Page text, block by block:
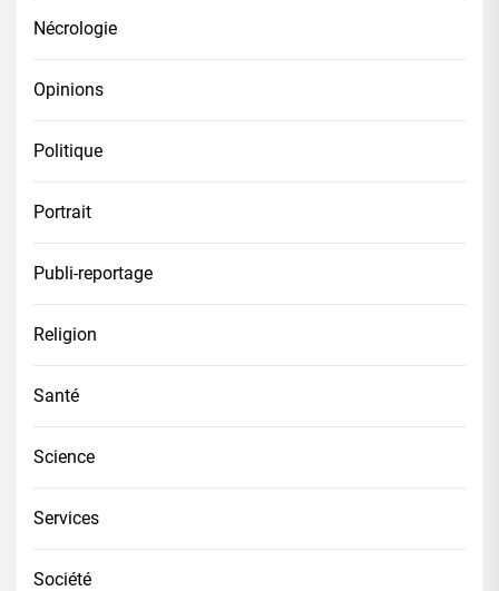
Nécrologie
Opinions
Politique
Portrait
Publi-reportage
Religion
Santé
Science
Services
Société